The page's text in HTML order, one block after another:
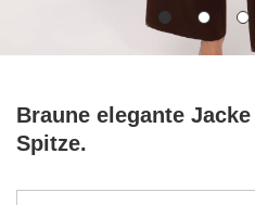
Braune elegante
Spitze.